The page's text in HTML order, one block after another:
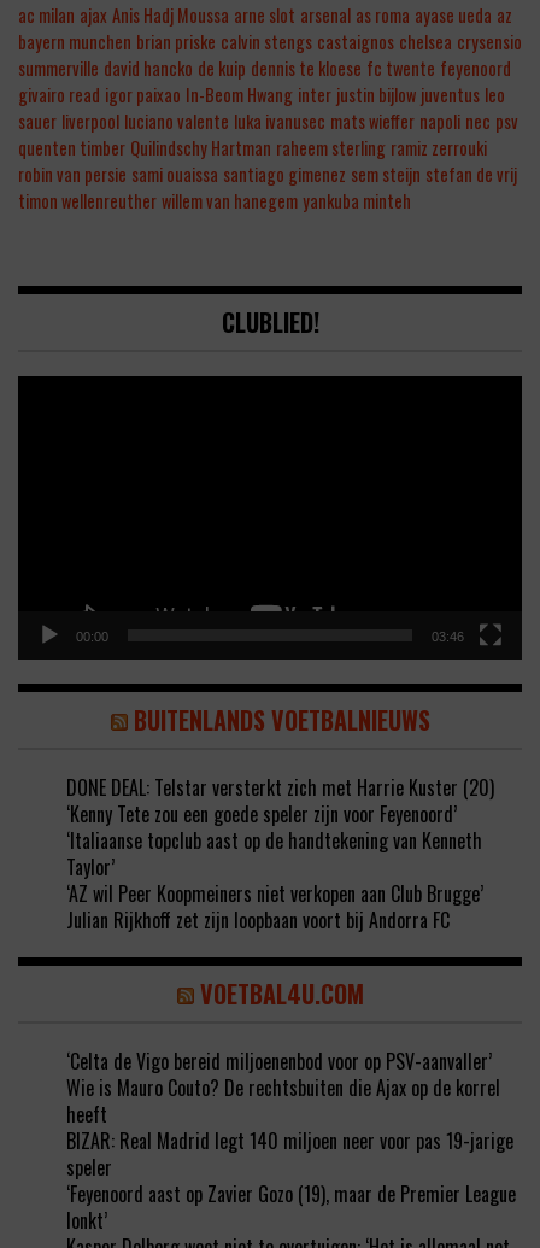
ac milan ajax Anis Hadj Moussa arne slot arsenal as roma ayase ueda az
bayern munchen brian priske calvin stengs castaignos chelsea crysensio
summerville david hancko de kuip dennis te kloese fc twente feyenoord
givairo read igor paixao In-Beom Hwang inter justin bijlow juventus leo
sauer liverpool luciano valente luka ivanusec mats wieffer napoli nec psv
quenten timber Quilindschy Hartman raheem sterling ramiz zerrouki
robin van persie sami ouaissa santiago gimenez sem steijn stefan de vrij
timon wellenreutherwillem van hanegemyankuba minteh
CLUBLIED!
00:00 03:46
BUITENLANDS VOETBALNIEUWS
DONE DEAL: Telstar versterkt zich met Harrie Kuster (20)
‘Kenny Tete zou een goede speler zijn voor Feyenoord’
‘Italiaanse topclub aast op de handtekening van Kenneth
Taylor’
‘AZ wil Peer Koopmeiners niet verkopen aan Club Brugge’
Julian Rijkhoff zet zijn loopbaan voort bij Andorra FC
VOETBAL4U.COM
‘Celta de Vigo bereid miljoenenbod voor op PSV-aanvaller’
Wie is Mauro Couto? De rechtsbuiten die Ajax op de korrel
heeft
BIZAR: Real Madrid legt 140 miljoen neer voor pas 19-jarige
speler
‘Feyenoord aast op Zavier Gozo (19), maar de Premier League
lonkt’